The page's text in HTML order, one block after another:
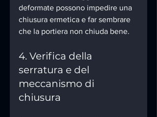
deformate possono impedire una
chiusura ermetica e far sembrare
che la portiera non chiuda bene.
4. Verifica della
serratura e del
meccanismo di
chiusura